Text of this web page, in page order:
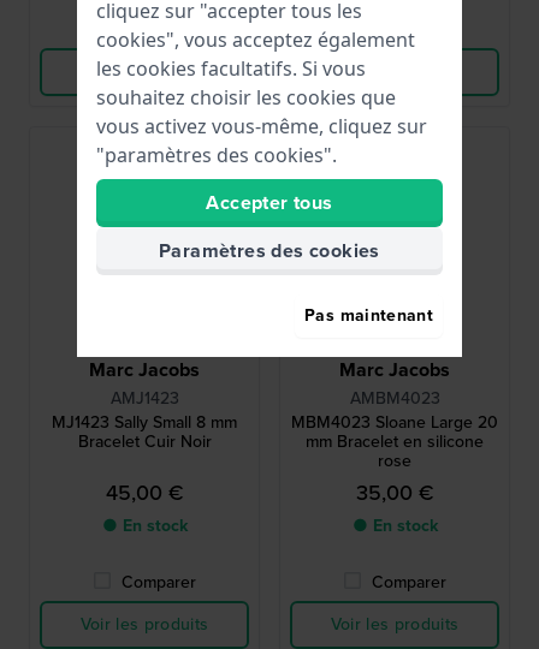
Comparer
Voir les produits
Comparer
Voir les produits
Marc Jacobs
AMJ1423
MJ1423 Sally Small 8 mm
Bracelet Cuir Noir
45,00 €
● En stock
Comparer
Voir les produits
Marc Jacobs
AMBM4023
MBM4023 Sloane Large 20
mm Bracelet en silicone
rose
35,00 €
● En stock
Comparer
Voir les produits
cliquez sur "accepter tous les
cookies", vous acceptez également
les cookies facultatifs. Si vous
souhaitez choisir les cookies que
vous activez vous-même, cliquez sur
"paramètres des cookies".
Accepter tous
Paramètres des cookies
Pas maintenant